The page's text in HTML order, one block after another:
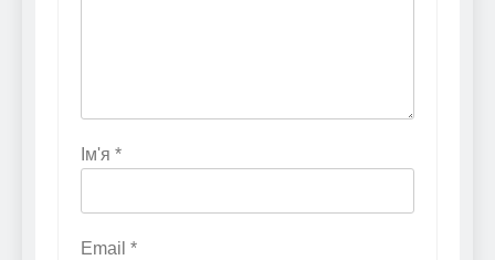
Ім'я *
Email *